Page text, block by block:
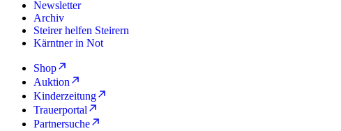
Newsletter
Archiv
Steirer helfen Steirern
Kärntner in Not
Shop
Auktion
Kinderzeitung
Trauerportal
Partnersuche